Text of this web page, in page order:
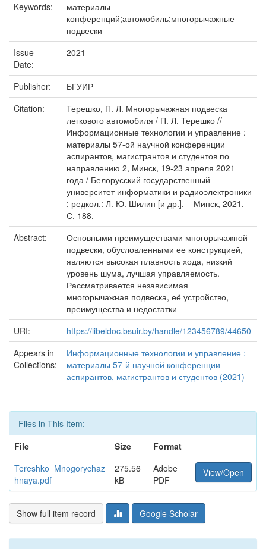
Keywords:
материалы
конференций;автомобиль;многорычажные
подвески
Issue
Date:
2021
Publisher:
БГУИР
Citation:
Терешко, П. Л. Многорычажная подвеска
легкового автомобиля / П. Л. Терешко //
Информационные технологии и управление :
материалы 57-ой научной конференции
аспирантов, магистрантов и студентов по
направлению 2, Минск, 19-23 апреля 2021
года / Белорусский государственный
университет информатики и радиоэлектроники
; редкол.: Л. Ю. Шилин [и др.]. – Минск, 2021. –
С. 188.
Abstract:
Основными преимуществами многорычажной
подвески, обусловленными ее конструкцией,
являются высокая плавность хода, низкий
уровень шума, лучшая управляемость.
Рассматривается независимая
многорычажная подвеска, её устройство,
преимущества и недостатки
URI:
https://libeldoc.bsuir.by/handle/123456789/44650
Appears in
Collections:
Информационные технологии и управление :
материалы 57-й научной конференции
аспирантов, магистрантов и студентов (2021)
Files in This Item:
File
Size
Format
Tereshko_Mnogorychaz
hnaya.pdf
275.56
kB
Adobe
PDF
View/Open
Show full item record Google Scholar